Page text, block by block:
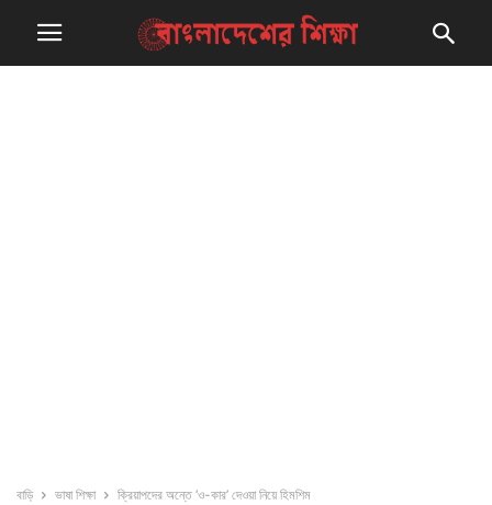
বাড়ি ভাষা শিক্ষা ক্রিয়াপদের অন্তে ‘ও-কার’ দেওয়া নিয়ে হিমশিম